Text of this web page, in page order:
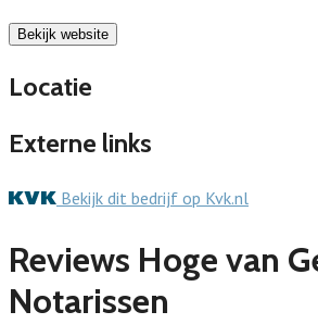
Bekijk website
Locatie
Externe links
Bekijk dit bedrijf op Kvk.nl
Reviews Hoge van
Notarissen